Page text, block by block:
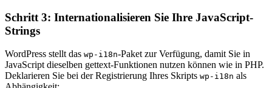
Schritt 3: Internationalisieren Sie Ihre JavaScript-
Strings
WordPress stellt das wp-i18n-Paket zur Verfügung, damit Sie in
JavaScript dieselben gettext-Funktionen nutzen können wie in PHP.
Deklarieren Sie bei der Registrierung Ihres Skripts wp-i18n als